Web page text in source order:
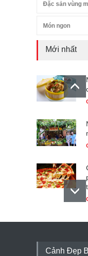
Đặc sản vùng
Món ngon
Mới nhất
Cảnh Đẹp